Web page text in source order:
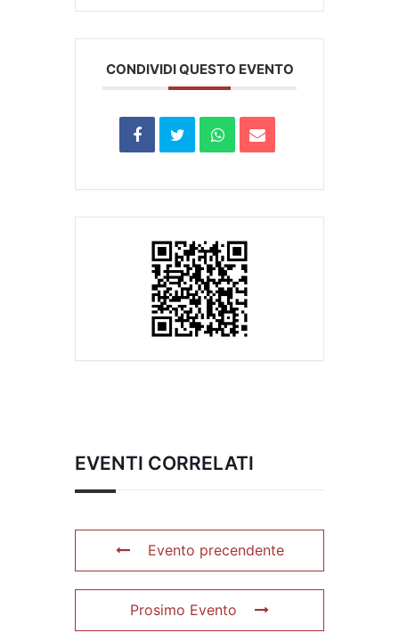
CONDIVIDI QUESTO EVENTO
EVENTI CORRELATI
Evento precendente
Prosimo Evento